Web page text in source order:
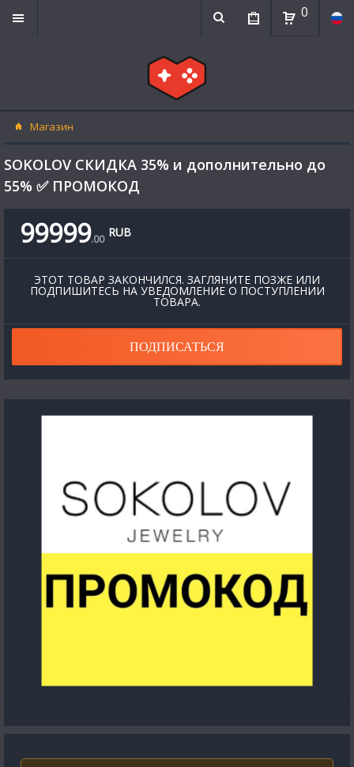
0
Магазин
SOKOLOV СКИДКА 35% и дополнительно до
55% ✅ ПРОМОКОД
99999.00 RUB
ЭТОТ ТОВАР ЗАКОНЧИЛСЯ. ЗАГЛЯНИТЕ ПОЗЖЕ ИЛИ
ПОДПИШИТЕСЬ НА УВЕДОМЛЕНИЕ О ПОСТУПЛЕНИИ
ТОВАРА.
ПОДПИСАТЬСЯ